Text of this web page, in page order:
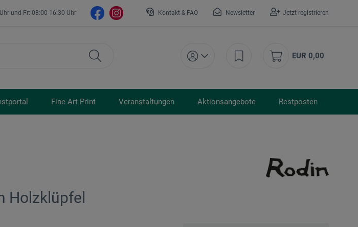
und Fr: 08:00-16:30 Uhr Kontakt & FAQ Newsletter Jetzt registrieren
EUR 0,00
Fine Art Print Veranstaltungen Aktionsangebote Restposten
Holzklüpfel